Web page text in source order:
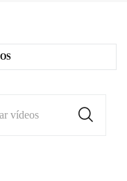
vídeos